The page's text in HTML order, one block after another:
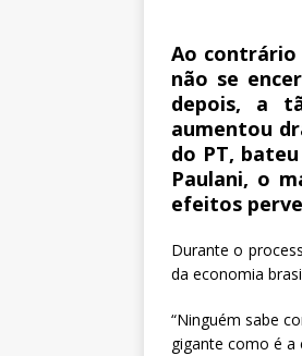
Ao contrário
não se
depois, a
aumentou
do PT,
Paulani, o
efeitos
Durante o
da economia
“Ninguém sabe
gigante como é a